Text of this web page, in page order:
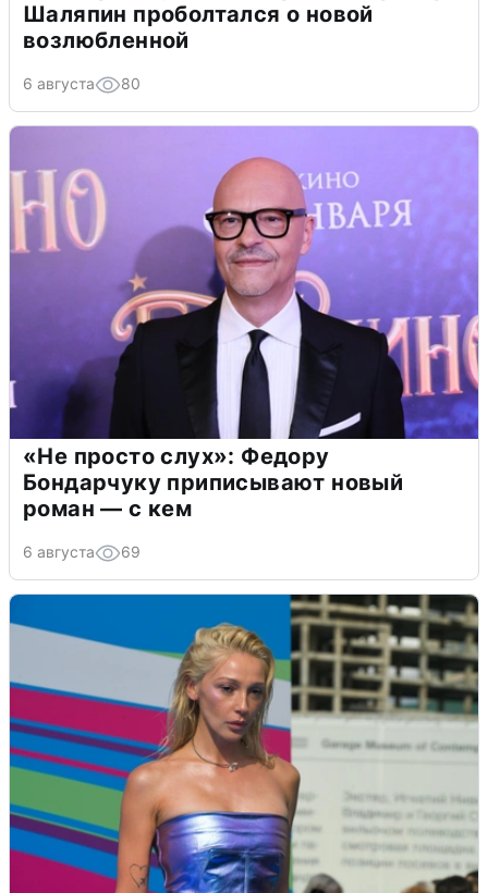
Шаляпин проболтался о новой
возлюбленной
6 августа 80
«Не просто слух»: Федору
Бондарчуку приписывают новый
роман — с кем
6 августа 69